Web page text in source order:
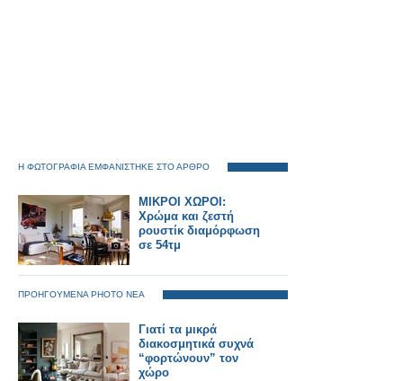
Η ΦΩΤΟΓΡΑΦΙΑ ΕΜΦΑΝΙΣΤΗΚΕ ΣΤΟ ΑΡΘΡΟ
ΜΙΚΡΟΙ ΧΩΡΟΙ:
Χρώμα και ζεστή
ρουστίκ διαμόρφωση
σε 54τμ
ΠΡΟΗΓΟΥΜΕΝΑ PHOTO ΝΕΑ
Γιατί τα μικρά
διακοσμητικά συχνά
“φορτώνουν” τον
χώρο